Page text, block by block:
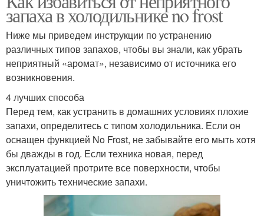
запаха в холодильнике no frost
Ниже мы приведем инструкции по устранению
различных типов запахов, чтобы вы знали, как убрать
неприятный «аромат», независимо от источника его
возникновения.
4 лучших способа
Перед тем, как устранить в домашних условиях плохие
запахи, определитесь с типом холодильника. Если он
оснащен функцией No Frost, не забывайте его мыть хотя
бы дважды в год. Если техника новая, перед
эксплуатацией протрите все поверхности, чтобы
уничтожить технические запахи.